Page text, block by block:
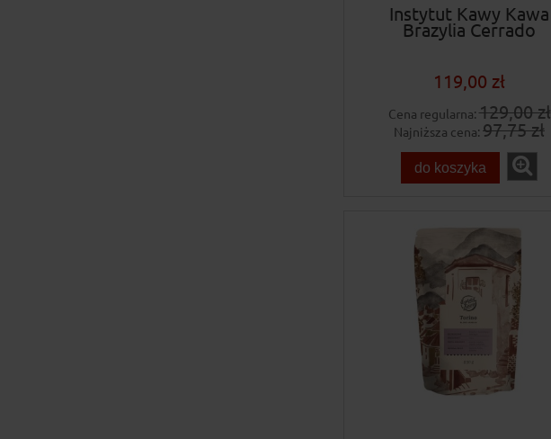
Instytut Kawy Kawa
Brazylia Cerrado
119,00 zł
Cena regularna: 129,00 zł
Najniższa cena: 97,75 zł
do koszyka